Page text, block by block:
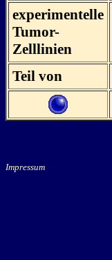
experimentelle
Tumor-
Zelllinien
Teil von
Impressum